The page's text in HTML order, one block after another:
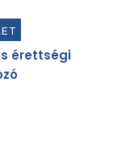
érettségi